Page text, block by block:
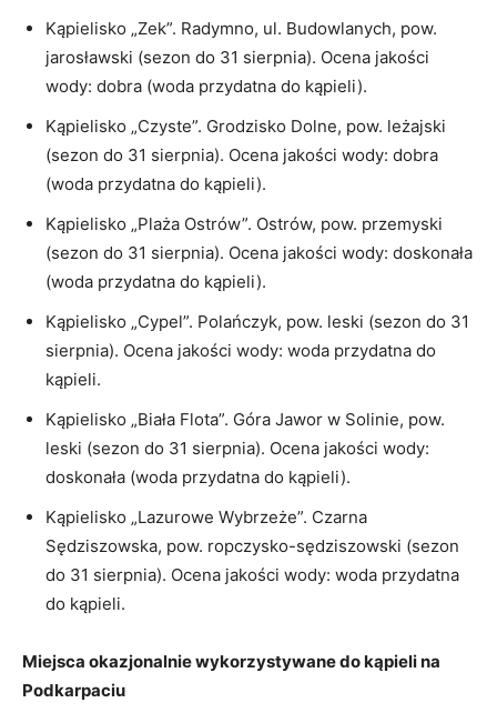
Kąpielisko „Zek”. Radymno, ul. Budowlanych, pow.
jarosławski (sezon do 31 sierpnia). Ocena jakości
wody: dobra (woda przydatna do kąpieli).
Kąpielisko „Czyste”. Grodzisko Dolne, pow. leżajski
(sezon do 31 sierpnia). Ocena jakości wody: dobra
(woda przydatna do kąpieli).
Kąpielisko „Plaża Ostrów”. Ostrów, pow. przemyski
(sezon do 31 sierpnia). Ocena jakości wody: doskonała
(woda przydatna do kąpieli).
Kąpielisko „Cypel”. Polańczyk, pow. leski (sezon do 31
sierpnia). Ocena jakości wody: woda przydatna do
kąpieli.
Kąpielisko „Biała Flota”. Góra Jawor w Solinie, pow.
leski (sezon do 31 sierpnia). Ocena jakości wody:
doskonała (woda przydatna do kąpieli).
Kąpielisko „Lazurowe Wybrzeże”. Czarna
Sędziszowska, pow. ropczysko-sędziszowski (sezon
do 31 sierpnia). Ocena jakości wody: woda przydatna
do kąpieli.
Miejsca okazjonalnie wykorzystywane do kąpieli na
Podkarpaciu